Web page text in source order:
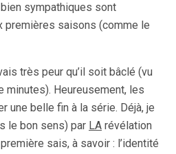
sympathiques sont
premières saisons (comme le
très peur qu’il soit bâclé (vu
minutes). Heureusement, les
une belle fin à la série. Déjà, je
le bon sens) par LA révélation
sais, à savoir : l’identité